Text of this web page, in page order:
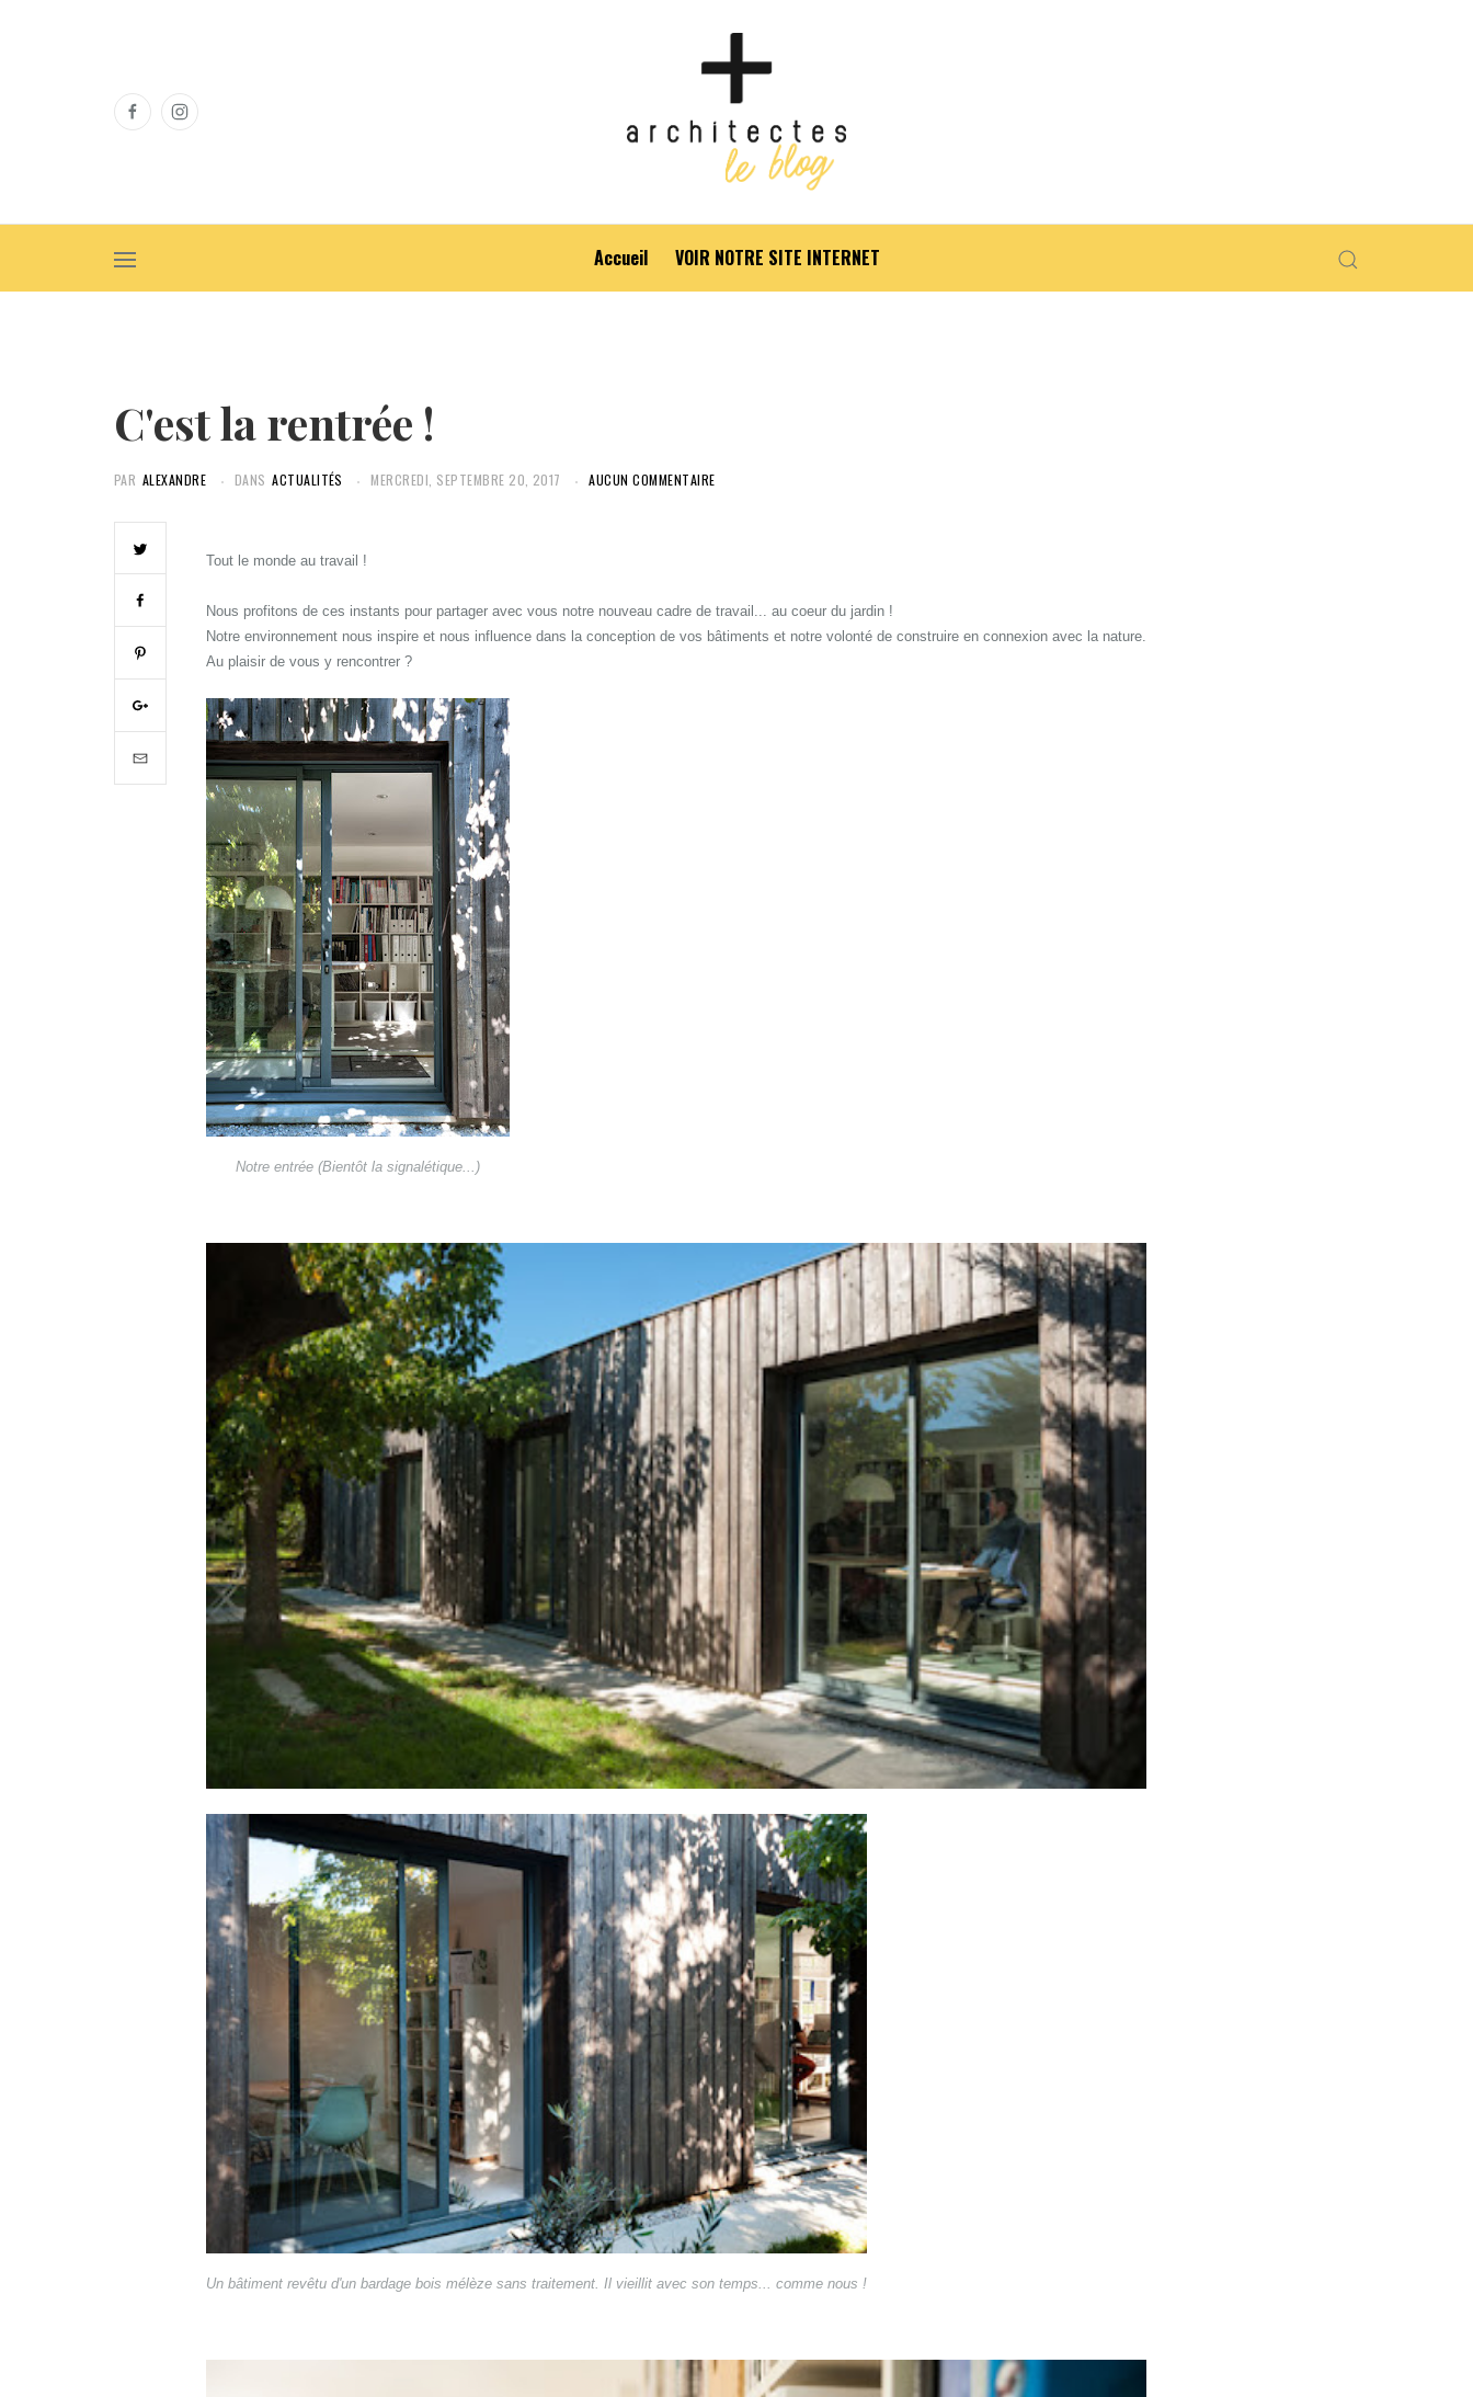
Accueil VOIR NOTRE SITE INTERNET
C'est la rentrée !
PAR ALEXANDRE DANS ACTUALITÉS MERCREDI, SEPTEMBRE 20, 2017 AUCUN COMMENTAIRE
Tout le monde au travail !
Nous profitons de ces instants pour partager avec vous notre nouveau cadre de travail... au coeur du jardin !
Notre environnement nous inspire et nous influence dans la conception de vos bâtiments et notre volonté de construire en connexion avec la nature.
Au plaisir de vous y rencontrer ?
Notre entrée (Bientôt la signalétique...)
Un bâtiment revêtu d'un bardage bois mélèze sans traitement. Il vieillit avec son temps... comme nous !